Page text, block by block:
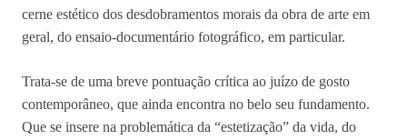
cerne estético dos desdobramentos morais da obra de arte em
geral, do ensaio-documentário fotográfico, em particular.
Trata-se de uma breve pontuação crítica ao juízo de gosto
contemporâneo, que ainda encontra no belo seu fundamento.
Que se insere na problemática da “estetização” da vida, do